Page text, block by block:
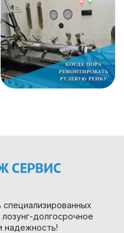
долгосрочное
надежность!